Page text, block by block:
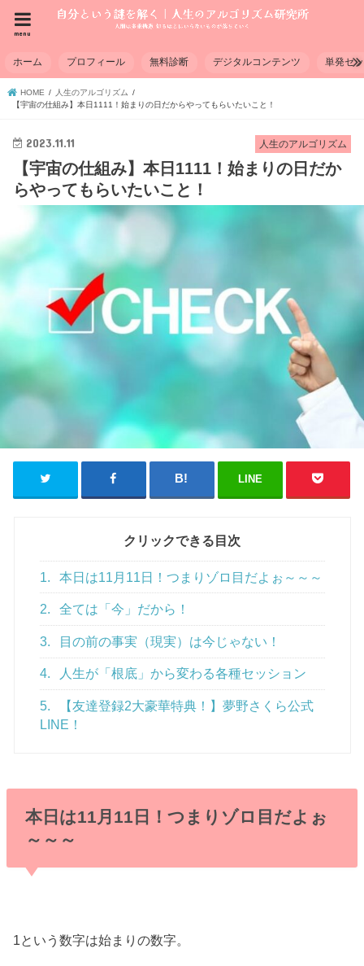
menu
ホーム プロフィール 無料診断 デジタルコンテンツ 単発セ
HOME
人生のアルゴリズム
【宇宙の仕組み】本日1111！始まりの日だからやってもらいたいこと！
人生のアルゴリズム
2023.11.11
【宇宙の仕組み】本日1111！始まりの日だか
らやってもらいたいこと！
LINE
クリックできる目次
1. 本日は11月11日！つまりゾロ目だよぉ～～～
2. 全ては「今」だから！
3. 目の前の事実（現実）は今じゃない！
4. 人生が「根底」から変わる各種セッション
5.
【友達登録2大豪華特典！】夢野さくら公式
LINE！
本日は11月11日！つまりゾロ目だよぉ
～～～
1という数字は始まりの数字。